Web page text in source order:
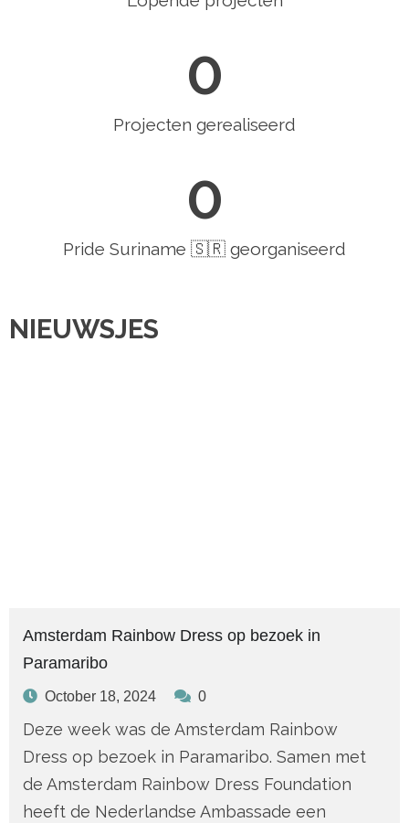
0
Projecten gerealiseerd
0
Pride Suriname 🇸🇷 georganiseerd
NIEUWSJES
Amsterdam Rainbow Dress op bezoek in
Paramaribo
October 18, 2024 0
Deze week was de Amsterdam Rainbow
Dress op bezoek in Paramaribo. Samen met
de Amsterdam Rainbow Dress Foundation
heeft de Nederlandse Ambassade een